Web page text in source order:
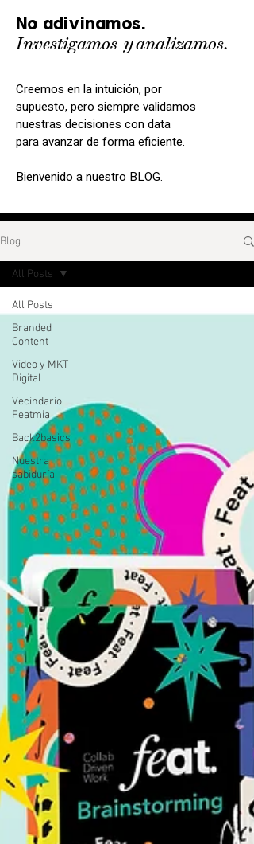
No adivinamos.
Investigamos yanalizamos.
Creemos en la intuición, por
supuesto, pero siempre validamos
nuestras decisiones con data
para avanzar de forma eficiente.
Bienvenido a nuestro BLOG.
Blog
All Posts
Branded
Content
Video y MKT
Digital
Vecindario
Featmia
Back2basics
Nuestra
sabiduría
All Posts